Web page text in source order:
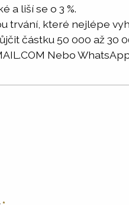
a liší se o 3 %.
trvání, které nejlépe
částku 50 000 až 30
Nebo